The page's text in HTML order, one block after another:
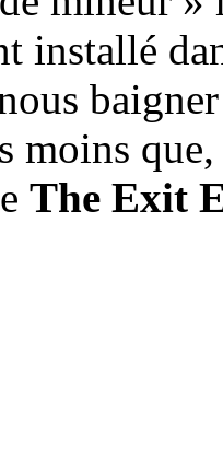
installé
moins
The Exit